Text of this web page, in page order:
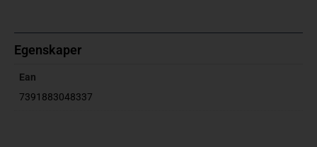
Egenskaper
Ean
7391883048337